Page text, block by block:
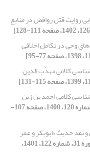
روایت قتل روافض در منابع
وحی در تکامل اخلاقی
کلامی مهذّب الدین
کلامی احمد بن زین
[دوره 30، شماره 120، 1400، صفحه 107-
نقد حدیث «ابوبکر و عمر
[دوره 31، شماره 122، 1401،